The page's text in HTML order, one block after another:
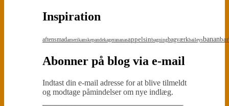
Inspiration
aftensmadamerikanskepandekagerananasappelsinbagningbagværkbaileysbananbar
Abonner på blog via e-mail
Indtast din e-mail adresse for at blive tilmeldt
og modtage påmindelser om nye indlæg.